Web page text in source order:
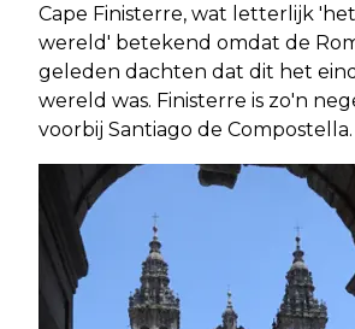
Cape Finisterre, wat letterlijk
wereld' betekend omdat de
geleden dachten dat dit het
wereld was. Finisterre is zo'n
voorbij Santiago de Compostella.